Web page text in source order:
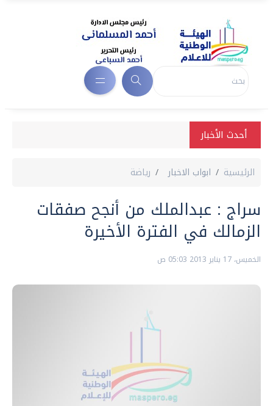
أحدث الأخبار
الرئيسية ابواب الاخبار رياضة
سراج : عبدالملك من أنجح صفقات
الزمالك في الفترة الأخيرة
الخميس، 17 يناير 2013 05:03 ص